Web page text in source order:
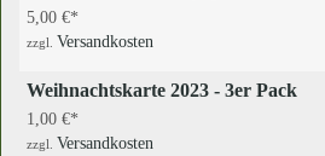
5,00 €
zzgl. Versandkosten
Weihnachtskarte 2023 - 3er Pack
1,00 €
zzgl. Versandkosten